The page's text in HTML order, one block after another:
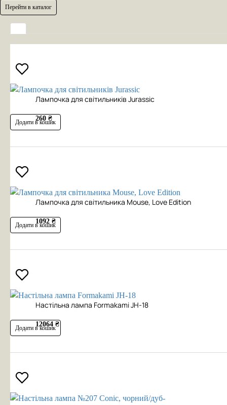
Перейти в каталог
Лампочка для світильників Jurassic
260 ₴
Додати в кошик
Лампочка для світильника Mouse, Love Edition
1092 ₴
Додати в кошик
Настільна лампа Formakami JH-18
12064 ₴
Додати в кошик